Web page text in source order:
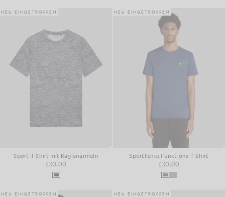
NEU EINGETROFFEN
Sport-T-Shirt mit Raglanärmeln
£30.00
NEU EINGETROFFEN
Sportliches Funktions-T-Shirt
£30.00
NEU EINGETROFFEN NEU EINGETROFFEN